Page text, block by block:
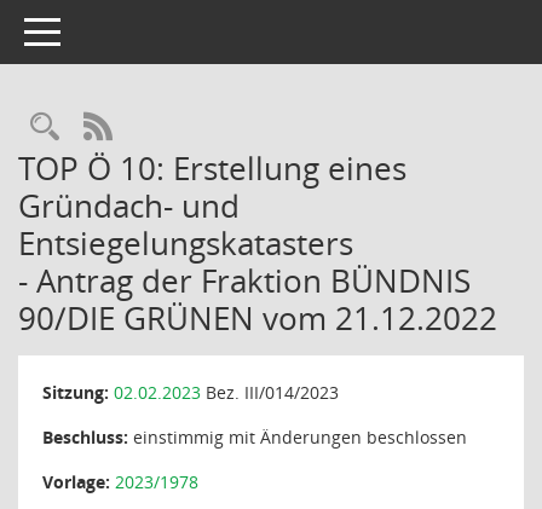
Toggle navigation
Rechercheauswahl
RSS-Feed
TOP Ö 10: Erstellung eines
Gründach- und
Entsiegelungskatasters
- Antrag der Fraktion BÜNDNIS
90/DIE GRÜNEN vom 21.12.2022
Sitzung: 02.02.2023 Bez. III/014/2023
Beschluss: einstimmig mit Änderungen beschlossen
Vorlage: 2023/1978